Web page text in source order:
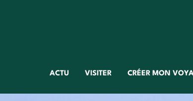
ACTU VISITER CRÉER MON